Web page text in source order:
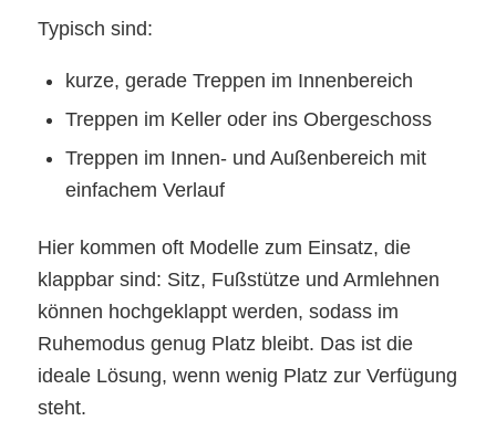
Typisch sind:
kurze, gerade Treppen im Innenbereich
Treppen im Keller oder ins Obergeschoss
Treppen im Innen- und Außenbereich mit
einfachem Verlauf
Hier kommen oft Modelle zum Einsatz, die
klappbar sind: Sitz, Fußstütze und Armlehnen
können hochgeklappt werden, sodass im
Ruhemodus genug Platz bleibt. Das ist die
ideale Lösung, wenn wenig Platz zur Verfügung
steht.